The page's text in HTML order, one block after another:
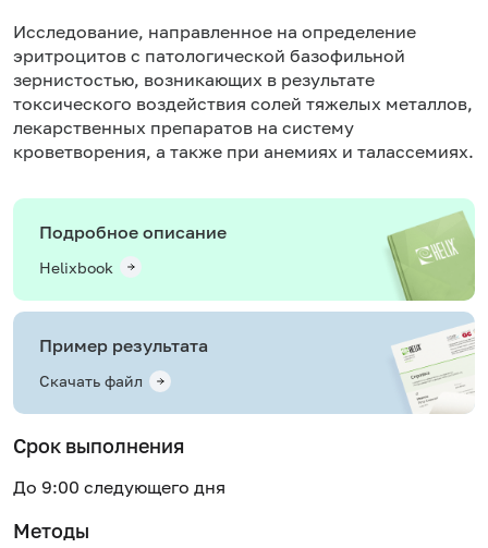
Исследование, направленное на определение
эритроцитов с патологической базофильной
зернистостью, возникающих в результате
токсического воздействия солей тяжелых металлов,
лекарственных препаратов на систему
кроветворения, а также при анемиях и талассемиях.
Подробное описание
Helixbook
Пример результата
Скачать файл
Срок выполнения
До 9:00 следующего дня
Методы